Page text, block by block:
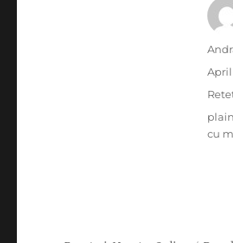
April
Tags
cu